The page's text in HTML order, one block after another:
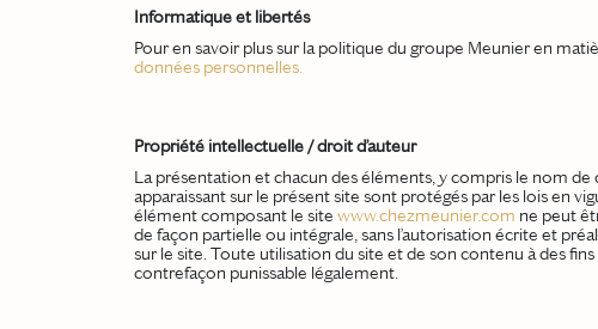
Informatique et libertés
Pour en savoir plus sur la politique du groupe Meunier en
données personnelles.
Propriété intellectuelle / droit d’auteur
La présentation et chacun des éléments, y compris le nom
apparaissant sur le présent site sont protégés par les lois en
élément composant le site www.chezmeunier.com ne peut
de façon partielle ou intégrale, sans l’autorisation écrite et
sur le site. Toute utilisation du site et de son contenu à des
contrefaçon punissable légalement.